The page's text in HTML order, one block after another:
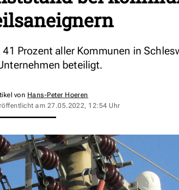
41 Prozent aller Kommunen in
beteiligt.
von Hans-Peter Hoeren
am 27.05.2022, 12:54 Uhr